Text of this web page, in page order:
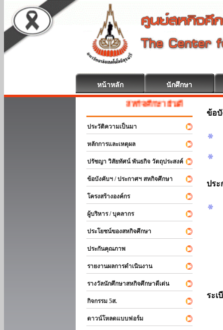
หน้าหลัก นักศึกษา
สหกิจศึกษา ยินดีต้อนรับ
ประวัติความเป็นมา
หลักการและเหตุผล
ปรัชญา วิสัยทัศน์ พันธกิจ วัตถุประสงค์
ข้อบังคับฯ / ประกาศฯ สหกิจศึกษา
โครงสร้างองค์กร
ผู้บริหาร / บุคลากร
ประโยชน์ของสหกิจศึกษา
ประกันคุณภาพ
รายงานผลการดำเนินงาน
รางวัลนักศึกษาสหกิจศึกษาดีเด่น
กิจกรรม 5ส.
ดาวน์โหลดแบบฟอร์ม
ข้อ
ประ
ระเ